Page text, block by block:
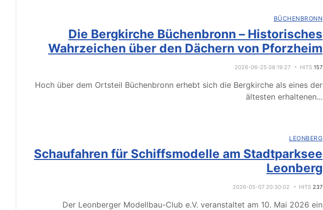
BÜCHENBRONN
Die Bergkirche Büchenbronn – Historisches
Wahrzeichen über den Dächern von Pforzheim
2026-06-25 08:19:27 HITS 157
Hoch über dem Ortsteil Büchenbronn erhebt sich die Bergkirche als eines der
ältesten erhaltenen...
LEONBERG
Schaufahren für Schiffsmodelle am Stadtparksee
Leonberg
2026-05-07 20:30:02 HITS 237
Der Leonberger Modellbau-Club e.V. veranstaltet am 10. Mai 2026 ein